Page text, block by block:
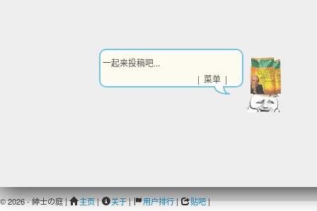
© 2026 - 紳士の庭 | 主页| 关于| 用户排行| 贴吧|
一起来投稿吧...
| 菜单 |